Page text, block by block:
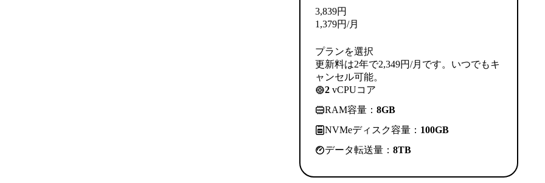
3,839円
1,379円/月
プランを選択
更新料は2年で2,349円/月です。いつでもキ
ャンセル可能。
2 vCPUコア
RAM容量： 8GB
NVMeディスク容量： 100GB
データ転送量： 8TB